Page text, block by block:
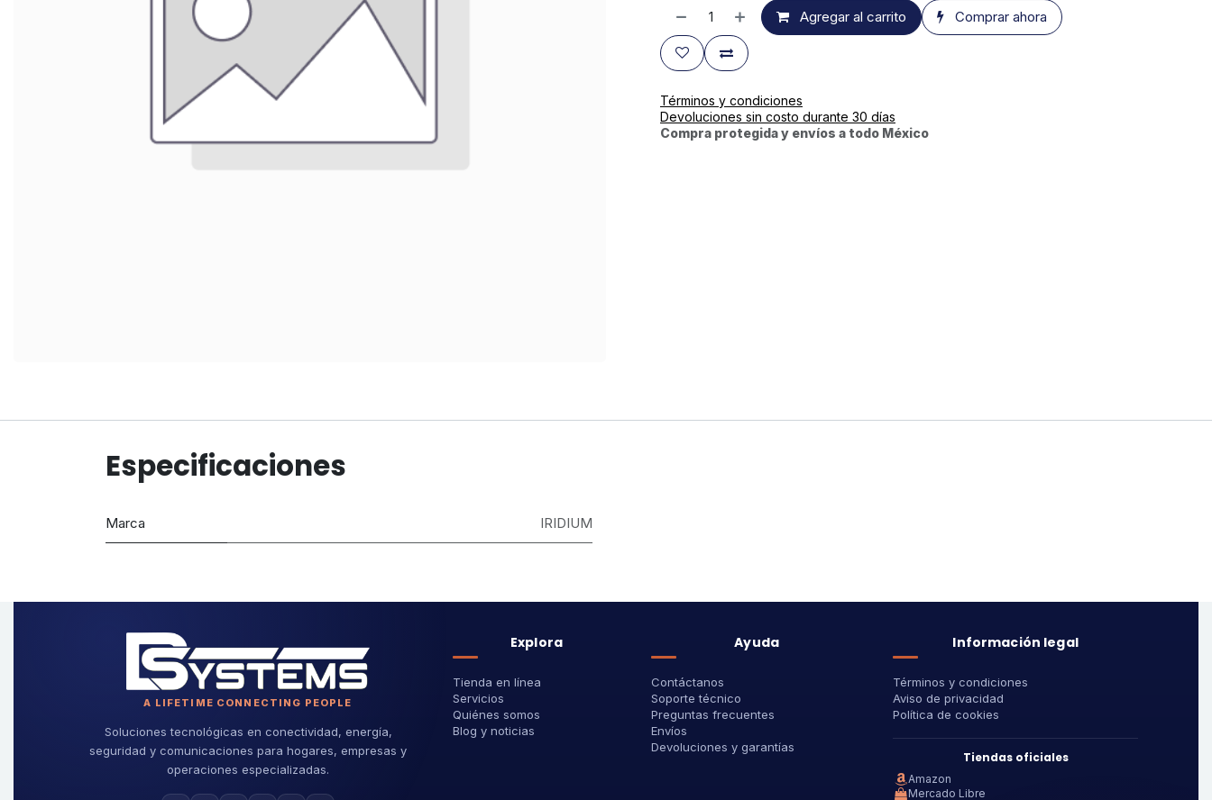
Agregar al carrito Comprar ahora
Términos y condiciones
Devoluciones sin costo durante 30 días
Compra protegida y envíos a todo México
Especificaciones
Marca IRIDIUM
A LIFETIME CONNECTING PEOPLE
Soluciones tecnológicas en conectividad, energía,
seguridad y comunicaciones para hogares, empresas y
operaciones especializadas.
Explora
Tienda en línea
Servicios
Quiénes somos
Blog y noticias
Ayuda
Contáctanos
Soporte técnico
Preguntas frecuentes
Envíos
Devoluciones y garantías
Información legal
Términos y condiciones
Aviso de privacidad
Política de cookies
Tiendas oficiales
Amazon
Mercado Libre